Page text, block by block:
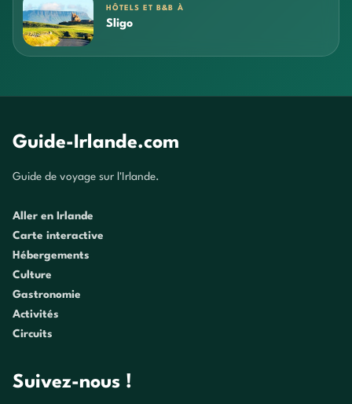
HÔTELS ET B&B À
Sligo
Guide-Irlande.com
Guide de voyage sur l'Irlande.
Aller en Irlande
Carte interactive
Hébergements
Culture
Gastronomie
Activités
Circuits
Suivez-nous !